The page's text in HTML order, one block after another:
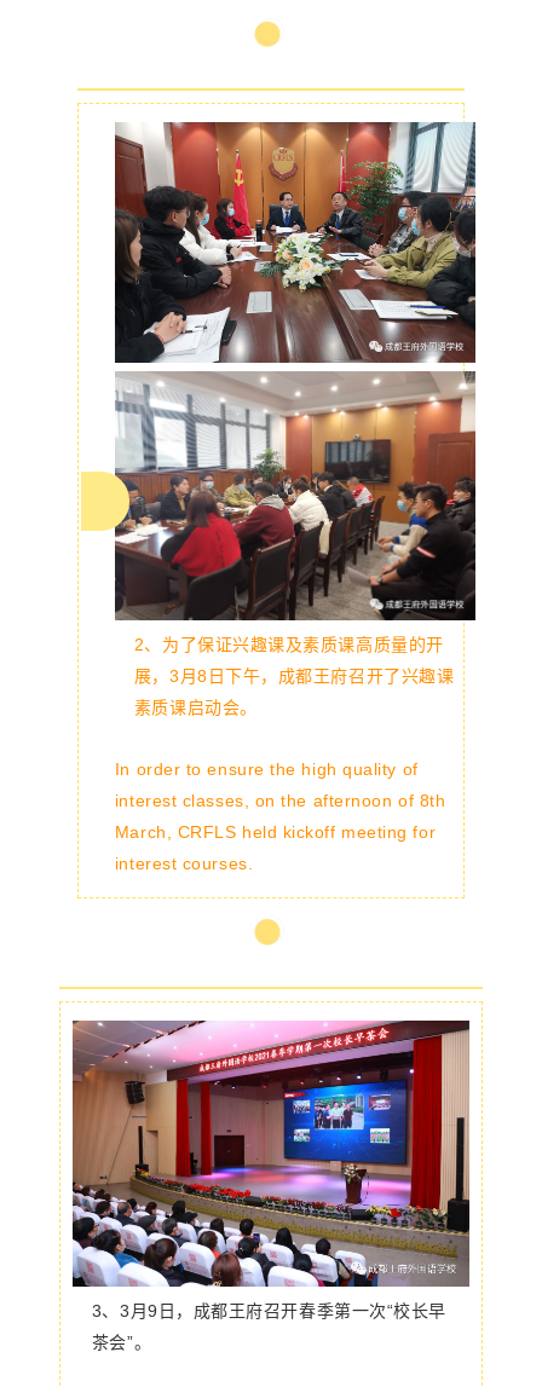
2、为了保证兴趣课及素质课高质量的开
展，3月8日下午，成都王府召开了兴趣课
素质课启动会。
In order to ensure the high quality of
interest classes, on the afternoon of 8th
March, CRFLS held kickoff meeting for
interest courses.
3、3月9日，成都王府召开春季第一次“校长早
茶会”。